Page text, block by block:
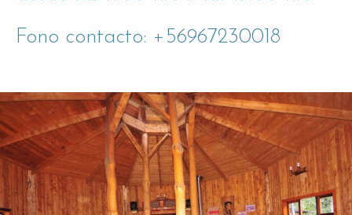
Fono contacto: +56967230018